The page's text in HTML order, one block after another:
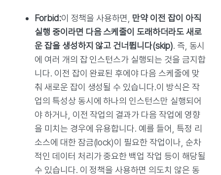
Forbid:이 정책을 사용하면, 만약 이전 잡이 아직
실행 중이라면 다음 스케줄이 도래하더라도 새로
운 잡을 생성하지 않고 건너뜁니다(skip). 즉, 동시
에 여러 개의 잡 인스턴스가 실행되는 것을 금지합
니다. 이전 잡이 완료된 후에야 다음 스케줄에 맞
춰 새로운 잡이 생성될 수 있습니다.이 방식은 작
업의 특성상 동시에 하나의 인스턴스만 실행되어
야 하거나, 이전 작업의 결과가 다음 작업에 영향
을 미치는 경우에 유용합니다. 예를 들어, 특정 리
소스에 대한 잠금(lock)이 필요한 작업이나, 순차
적인 데이터 처리가 중요한 백업 작업 등이 해당될
수 있습니다. 이 정책을 사용하면 의도치 않은 동